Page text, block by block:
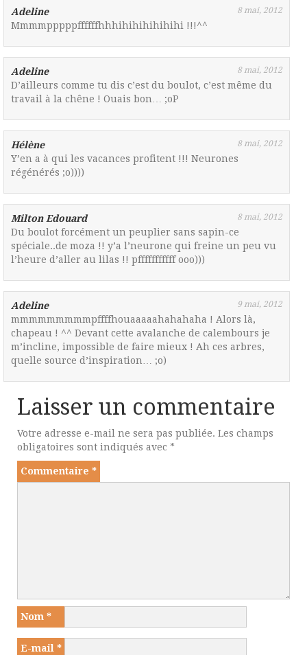
Adeline 8 mai, 2012
Mmmmpppppffffffhhhihihihihihihi !!!^^
Adeline 8 mai, 2012
D’ailleurs comme tu dis c’est du boulot, c’est même du
travail à la chêne ! Ouais bon… ;oP
Hélène 8 mai, 2012
Y’en a à qui les vacances profitent !!! Neurones
régénérés ;o))))
Milton Edouard 8 mai, 2012
Du boulot forcément un peuplier sans sapin-ce
spéciale..de moza !! y’a l’neurone qui freine un peu vu
l’heure d’aller au lilas !! pfffffffffff ooo)))
Adeline 9 mai, 2012
mmmmmmmmmpffffhouaaaaahahahaha ! Alors là,
chapeau ! ^^ Devant cette avalanche de calembours je
m’incline, impossible de faire mieux ! Ah ces arbres,
quelle source d’inspiration… ;o)
Laisser un commentaire
Votre adresse e-mail ne sera pas publiée. Les champs
obligatoires sont indiqués avec *
Commentaire *
Nom *
E-mail *